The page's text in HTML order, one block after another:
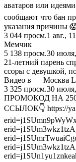
аватаров или
сообщают что бан
указания причины
3 044 просм.1 авг.,
Мемчик
5 138 просм.30
21-летний парень
ссоры с девушкой,
Видео в — Москва
3 325 просм.30
ПРОМОКОД НА
ССЫЛОК👇 https://